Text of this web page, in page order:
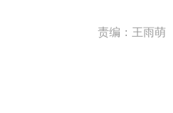
责编：王雨萌